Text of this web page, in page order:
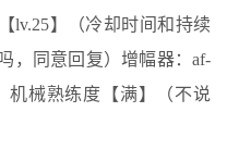
lv.25】（冷却时间和持续
，同意回复）增幅器：af-
机械熟练度【满】（不说